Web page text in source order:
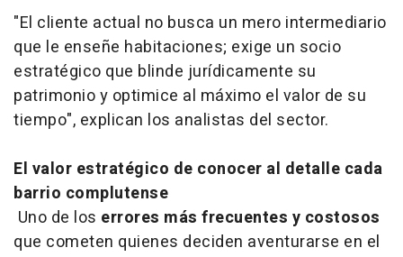
"El cliente actual no busca un mero intermediario
que le enseñe habitaciones; exige un socio
estratégico que blinde jurídicamente su
patrimonio y optimice al máximo el valor de su
tiempo", explican los analistas del sector.
El valor estratégico de conocer al detalle cada
barrio complutense
Uno de los errores más frecuentes y costosos
que cometen quienes deciden aventurarse en el